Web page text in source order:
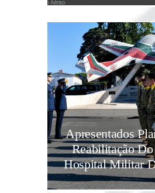
Apresentados
Reabilitação
Hospital Militar